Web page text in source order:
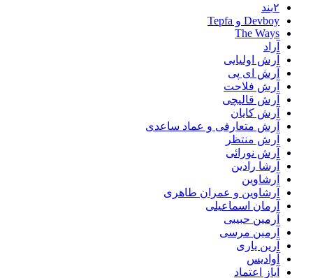
۲بند
Devboy و Tepfa
The Ways
آراد
آرش اولیایی
آرش ای پی
آرش فلاحت
آرش قالیچی
آرش کایان
آرش متعارفی و عماد ساعدی
آرش منتظر
آرش نورائی
آرشا رادین
آرشاوین
آرشاوین و عمران طاهری
آرمان اسماعیلی
آرمین حبیبی
آرمین مرسی
آرین یاری
آوادیس
آیاز اعتماد